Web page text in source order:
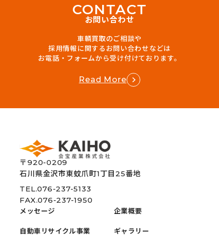
CONTACT
お問い合わせ
車輌買取のご相談や
採用情報に関するお問い合わせなどは
お電話・フォームから受け付けております。
Read More
〒920-0209
石川県金沢市東蚊爪町1丁目25番地
TEL.076-237-5133
FAX.076-237-1950
メッセージ
自動車リサイクル事業
企業概要
ギャラリー